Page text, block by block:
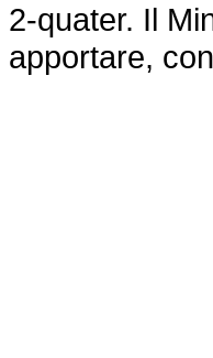
2-quater. Il
apportare,